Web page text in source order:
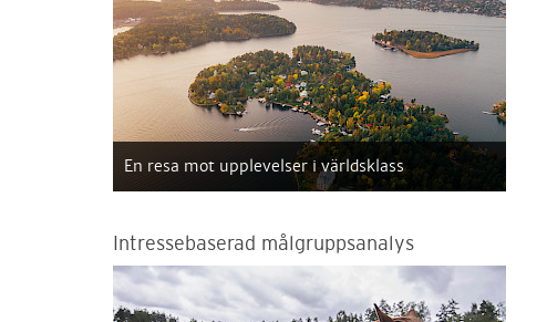
En resa mot upplevelser i världsklass
Intressebaserad målgruppsanalys